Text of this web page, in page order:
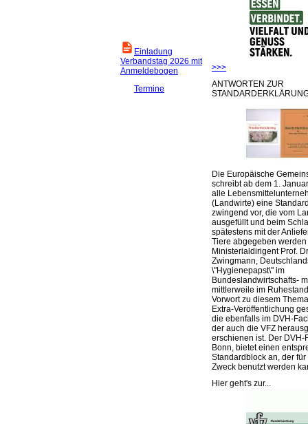
Einladung
Verbandstag 2026 mit
Anmeldebogen
Termine
>>>
ANTWORTEN ZUR
Die Europäische
schreibt ab dem 1.
alle
(Landwirte) eine
zwingend vor, die vom
ausgefüllt und beim
spätestens mit der
Tiere abgegeben werden
Ministerialdirigent Prof.
Zwingmann,
\"Hygienepapst\" im
Bundeslandwirtschafts-
mittlerweile im
Vorwort zu diesem
Extra-Veröffentlichung
die ebenfalls im DVH-
der auch die VFZ
erschienen ist. Der DVH-
Bonn, bietet einen
Standardblock an, der
Zweck benutzt werden
Hier geht's zur...